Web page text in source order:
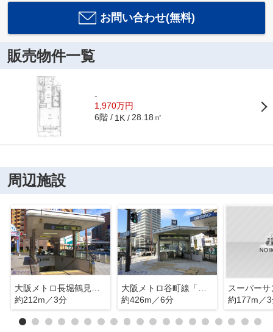
お問い合わせ(無料)
販売物件一覧
-
1,970万円
6階 1K 28.18㎡
周辺施設
約212m／3分
約426m／6分
約177m／